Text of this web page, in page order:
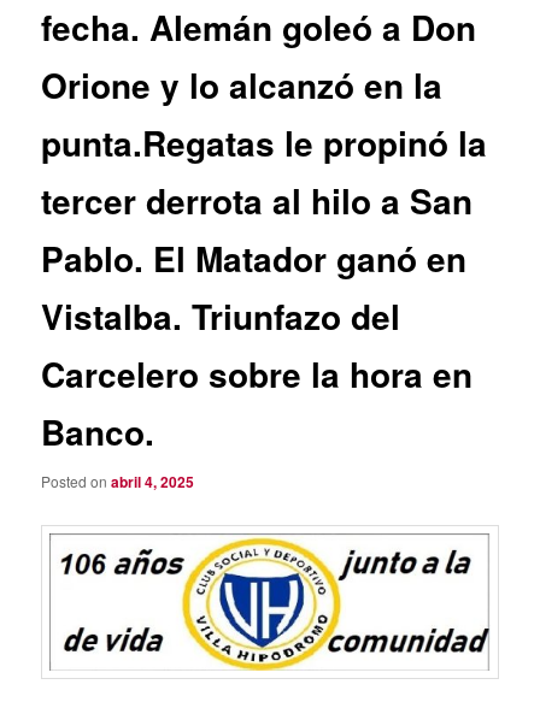
fecha. Alemán goleó a Don
Orione y lo alcanzó en la
punta.Regatas le propinó la
tercer derrota al hilo a San
Pablo. El Matador ganó en
Vistalba. Triunfazo del
Carcelero sobre la hora en
Banco.
Posted onabril 4, 2025